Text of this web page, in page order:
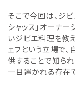
そこで今回は、ジ
シャッス」オーナ
いジビエ料理を教
ェフという立場で
供することで知ら
一目置かれる存在